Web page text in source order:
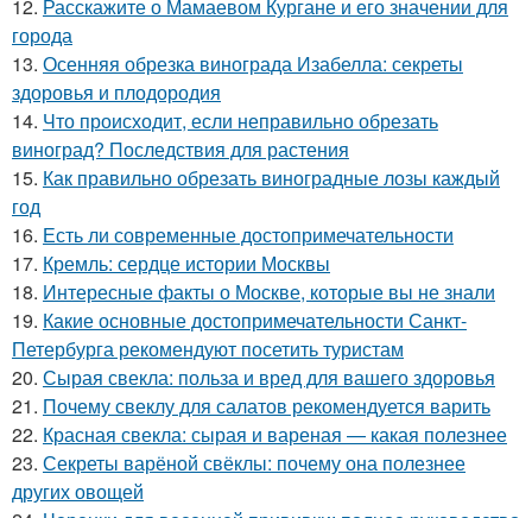
12. Расскажите о Мамаевом Кургане и его значении для
города
13. Осенняя обрезка винограда Изабелла: секреты
здоровья и плодородия
14. Что происходит, если неправильно обрезать
виноград? Последствия для растения
15. Как правильно обрезать виноградные лозы каждый
год
16. Есть ли современные достопримечательности
17. Кремль: сердце истории Москвы
18. Интересные факты о Москве, которые вы не знали
19. Какие основные достопримечательности Санкт-
Петербурга рекомендуют посетить туристам
20. Сырая свекла: польза и вред для вашего здоровья
21. Почему свеклу для салатов рекомендуется варить
22. Красная свекла: сырая и вареная — какая полезнее
23. Секреты варёной свёклы: почему она полезнее
других овощей